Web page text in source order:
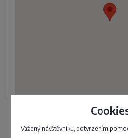
Vážený návštěvníku, potvrzením